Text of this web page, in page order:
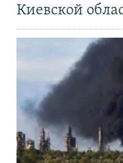
Киевской